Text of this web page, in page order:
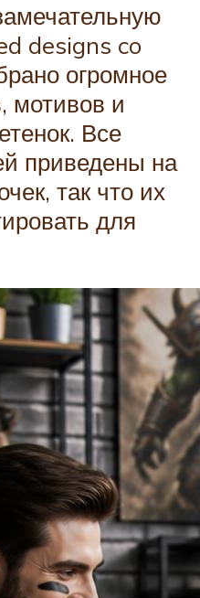
designs co
огромное
мотивов и
Все
приведены на
так что их
для